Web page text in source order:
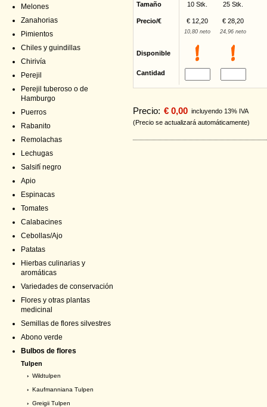
Melones
Zanahorias
Pimientos
Chiles y guindillas
Chirivía
Perejil
Perejil tuberoso o de
Hamburgo
Puerros
Rabanito
Remolachas
Lechugas
Salsifí negro
Apio
Espinacas
Tomates
Calabacines
Cebollas/Ajo
Patatas
Hierbas culinarias y
aromáticas
Variedades de conservación
Flores y otras plantas
medicinal
Semillas de flores silvestres
Abono verde
Bulbos de flores
Tulpen
› Wildtulpen
› Kaufmanniana Tulpen
› Greigii Tulpen
Tamaño 10 Stk. 25 Stk.
Precio/€ € 12,20 € 28,20
10,80 neto 24,96 neto
Disponible
Cantidad
Precio: € 0,00 incluyendo 13% IVA
(Precio se actualizará automáticamente)